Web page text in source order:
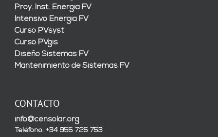
Proy. Inst. Energía FV
Intensivo Energía FV
Curso PVsyst
Curso PVgis
Diseño Sistemas FV
Mantenimiento de Sistemas FV
CONTACTO
info@censolar.org
Teléfono: +34 955 725 753